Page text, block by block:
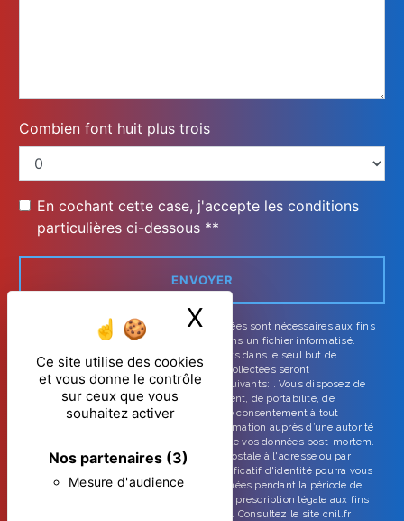
Ce site utilise des cookies
et vous donne le contrôle
sur ceux que vous
souhaitez activer
Nos partenaires (3)
Mesure d'audience
X Masquer le
Combien font huit plus trois
En cochant cette case, j'accepte les conditions
particulières ci-dessous **
ENVOYER
** Les données personnelles communiquées sont nécessaires aux fins
de vous contacter et sont enregistrées dans un fichier informatisé.
Elles sont destinées à et ses sous-traitants dans le seul but de
répondre à votre message. Les données collectées seront
communiquées aux seuls destinataires suivants: . Vous disposez de
droits d’accès, de rectification, d’effacement, de portabilité, de
limitation, d’opposition, de retrait de votre consentement à tout
moment et du droit d’introduire une réclamation auprès d’une autorité
de contrôle, ainsi que d’organiser le sort de vos données post-mortem.
Vous pouvez exercer ces droits par voie postale à l'adresse ou par
courrier électronique à l'adresse . Un justificatif d'identité pourra vous
être demandé. Nous conservons vos données pendant la période de
prise de contact puis pendant la durée de prescription légale aux fins
probatoires et de gestion des contentieux. Consultez le site cnil.fr